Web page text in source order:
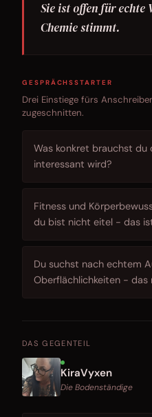
Sie ist offen für echte
Chemie stimmt.
GESPRÄCHSSTARTER
Drei Einstiege fürs
zugeschnitten.
Was konkret brauchst du
interessant wird?
Fitness und
du bist nicht eitel - das
Du suchst nach echtem
Oberflächlichkeiten - das
DAS GEGENTEIL
KiraVyxen
Die Bodenständige